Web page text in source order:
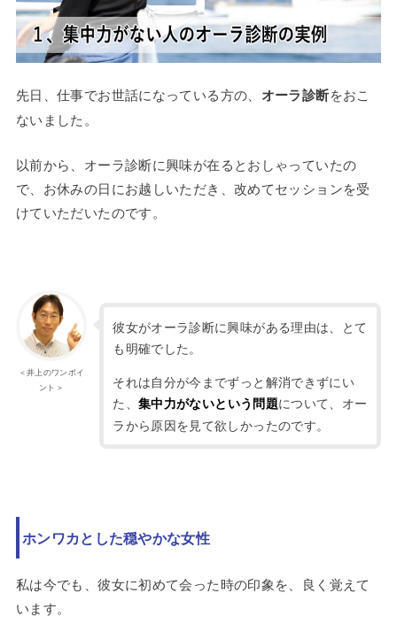
先日、仕事でお世話になっている方の、 オーラ診断をおこ
ないました。
以前から、オーラ診断に興味が在るとおしゃっていたの
で、お休みの日にお越しいただき、改めてセッションを受
けていただいたのです。
＜井上のワンポイ
ント＞
彼女がオーラ診断に興味がある理由は、とて
も明確でした。
それは自分が今までずっと解消できずにい
た、集中力がないという問題について、オー
ラから原因を見て欲しかったのです。
ホンワカとした穏やかな女性
私は今でも、彼女に初めて会った時の印象を、良く覚えて
います。